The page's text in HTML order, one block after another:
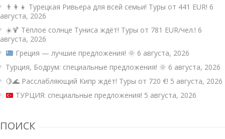
👨‍👩‍👧 Турецкая Ривьера для всей семьи! Туры от 441 EUR! 6
августа, 2026
☀️🍹 Тёплое солнце Туниса ждёт! Туры от 781 EUR/чел.! 6
августа, 2026
Греция — лучшие предложения! 🌞 6 августа, 2026
Турция, Бодрум: специальные предложения! 🌞 6 августа, 2026
🍋🌊 Расслабляющий Кипр ждёт! Туры от 720 €! 5 августа, 2026
ТУРЦИЯ: специальные предложения! 5 августа, 2026
ПОИСК